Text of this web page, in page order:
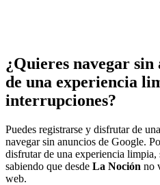
¿Quieres navegar
de una experiencia
interrupciones?
Puedes registrarse y disfrutar de una
navegar sin anuncios de Google.
disfrutar de una experiencia limpia,
sabiendo que desde La Noción no
web.